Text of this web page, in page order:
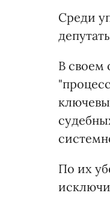
Среди
В своем
По их